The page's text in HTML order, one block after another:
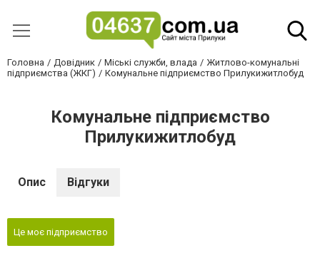
Головна Довідник Міські служби, влада
Житлово-комунальні
підприємства (ЖКГ)
Комунальне підприємство Прилукижитлобуд
Комунальне підприємство
Прилукижитлобуд
Опис Відгуки
Це моє підприємство